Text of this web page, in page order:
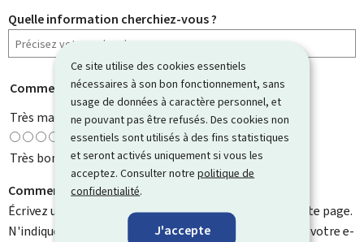
Ce site utilise des cookies essentiels
nécessaires à son bon fonctionnement, sans
usage de données à caractère personnel, et
ne pouvant pas être refusés. Des cookies non
essentiels sont utilisés à des fins statistiques
et seront activés uniquement si vous les
acceptez. Consulter notrepolitique de
confidentialité.
J'accepte
Quelle information cherchiez-vous ?
Comment évaluez-vous cette page ? *
Très mauvaise
Très bonne
Comment pouvons-nous l'améliorer ?
Écrivez un commentaire et aidez-nous à améliorer cette page.
N'indiquez pas d'informations personnelles telles que votre e-